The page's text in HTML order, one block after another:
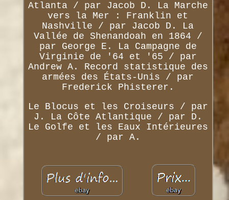
Atlanta / par Jacob D. La Marche
vers la Mer : Franklin et
Nashville / par Jacob D. La
Vallée de Shenandoah en 1864 /
par George E. La Campagne de
Virginie de '64 et '65 / par
Andrew A. Record statistique des
armées des États-Unis / par
Frederick Phisterer.
Le Blocus et les Croiseurs / par
J. La Côte Atlantique / par D.
Le Golfe et les Eaux Intérieures
/ par A.